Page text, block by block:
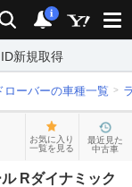
検索 通知
i
ID新規取得
ローバーの車種一覧
お気に入り
一覧を見る
最近見た
中古車
Rダイナミック